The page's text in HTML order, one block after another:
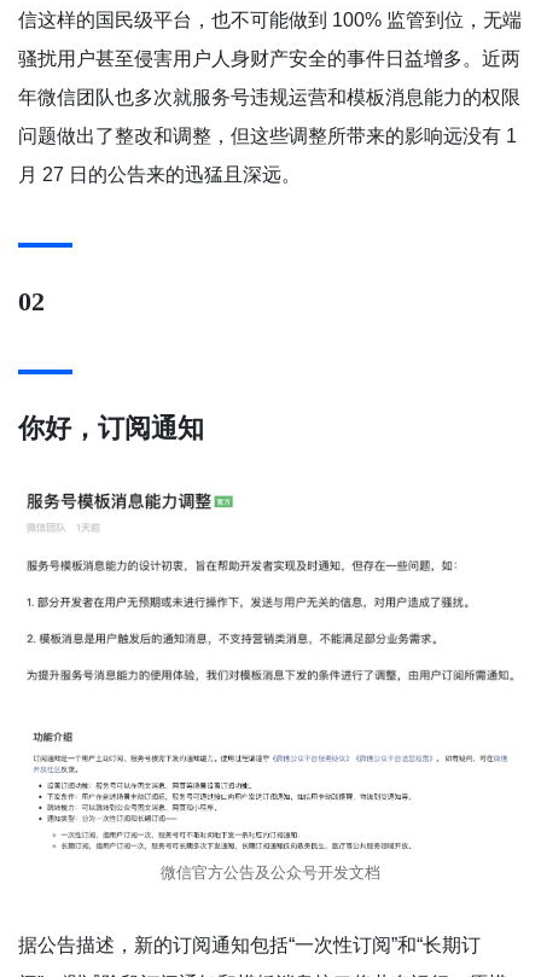
信这样的国民级平台，也不可能做到 100% 监管到位，无端
骚扰用户甚至侵害用户人身财产安全的事件日益增多。近两
年微信团队也多次就服务号违规运营和模板消息能力的权限
问题做出了整改和调整，但这些调整所带来的影响远没有 1
月 27 日的公告来的迅猛且深远。
02
你好，订阅通知
微信官方公告及公众号开发文档
据公告描述，新的订阅通知包括“一次性订阅”和“长期订